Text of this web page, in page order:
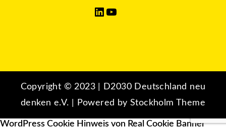
LinkedIn
YouTube
Copyright © 2023 | D2030 Deutschland neu
denken e.V. | Powered by Stockholm Theme
WordPress Cookie Hinweis von Real Cookie Banner